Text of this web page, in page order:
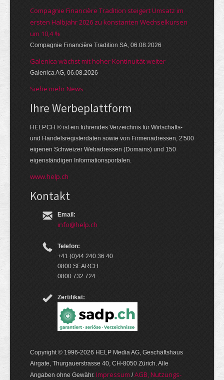
Compagnie Financière Tradition steigert Umsatz im
ersten Halbjahr 2026 zu konstanten Wechselkursen
um 10,4 %
Compagnie Financière Tradition SA, 06.08.2026
Galenica wächst mit hoher Kontinuität weiter
Galenica AG, 06.08.2026
Siehe mehr News
Ihre Werbe­platt­form
HELP.CH ® ist ein führendes Ver­zeich­nis für Wirt­schafts-
und Handels­register­daten so­wie von Firmen­adressen, 2'500
eige­nen Schweizer Web­adressen (Domains) und 150
eigen­ständigen Infor­mations­por­talen.
www.help.ch
Kontakt
Email:
info@help.ch
Telefon:
+41 (0)44 240 36 40
0800 SEARCH
0800 732 724
Zertifikat:
Copyright © 1996-2026 HELP Media AG, Geschäftshaus
Airgate, Thurgauer­strasse 40, CH-8050 Zürich. Alle
Angaben ohne Gewähr. Im­pres­sum /AGB, Nut­zungs­